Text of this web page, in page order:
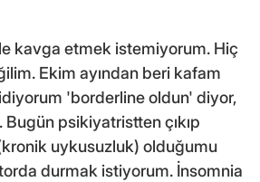
kavga etmek istemiyorum. Hiç
Ekim ayından beri kafam
'borderline oldun' diyor,
psikiyatristten çıkıp
uykusuzluk) olduğumu
durmak istiyorum. İnsomnia